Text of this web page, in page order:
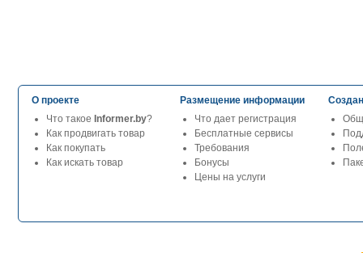
О проекте
Что такое Informer.by?
Как продвигать товар
Как покупать
Как искать товар
Размещение информации
Что дает регистрация
Бесплатные сервисы
Требования
Бонусы
Цены на услуги